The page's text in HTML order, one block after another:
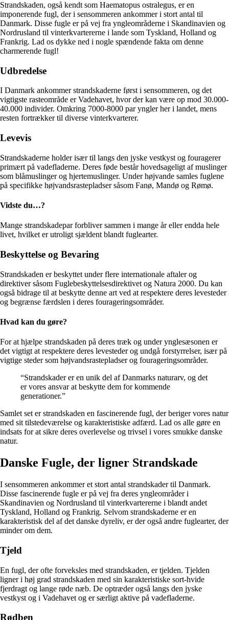
Strandskaden, også kendt som Haematopus ostralegus, er en
imponerende fugl, der i sensommeren ankommer i stort antal til
Danmark. Disse fugle er på vej fra yngleområderne i Skandinavien og
Nordrusland til vinterkvartererne i lande som Tyskland, Holland og
Frankrig. Lad os dykke ned i nogle spændende fakta om denne
charmerende fugl!
Udbredelse
I Danmark ankommer strandskaderne først i sensommeren, og det
vigtigste rasteområde er Vadehavet, hvor der kan være op mod 30.000-
40.000 individer. Omkring 7000-8000 par yngler her i landet, mens
resten fortrækker til diverse vinterkvarterer.
Levevis
Strandskaderne holder især til langs den jyske vestkyst og fouragerer
primært på vadefladerne. Deres føde består hovedsageligt af muslinger
som blåmuslinger og hjertemuslinger. Under højvande samles fuglene
på specifikke højvandsrastepladser såsom Fanø, Mandø og Rømø.
Vidste du…?
Mange strandskadepar forbliver sammen i mange år eller endda hele
livet, hvilket er utroligt sjældent blandt fuglearter.
Beskyttelse og Bevaring
Strandskaden er beskyttet under flere internationale aftaler og
direktiver såsom Fuglebeskyttelsesdirektivet og Natura 2000. Du kan
også bidrage til at beskytte denne art ved at respektere deres levesteder
og begrænse færdslen i deres fourageringsområder.
Hvad kan du gøre?
For at hjælpe strandskaden på deres træk og under ynglesæsonen er
det vigtigt at respektere deres levesteder og undgå forstyrrelser, især på
vigtige steder som højvandsrastepladser og fourageringsområder.
“Strandskader er en unik del af Danmarks naturarv, og det
er vores ansvar at beskytte dem for kommende
generationer.”
Samlet set er strandskaden en fascinerende fugl, der beriger vores natur
med sit tilstedeværelse og karakteristiske adfærd. Lad os alle gøre en
indsats for at sikre deres overlevelse og trivsel i vores smukke danske
natur.
Danske Fugle, der ligner Strandskade
I sensommeren ankommer et stort antal strandskader til Danmark.
Disse fascinerende fugle er på vej fra deres yngleområder i
Skandinavien og Nordrusland til vinterkvartererne i blandt andet
Tyskland, Holland og Frankrig. Selvom strandskaderne er en
karakteristisk del af det danske dyreliv, er der også andre fuglearter, der
minder om dem.
Tjeld
En fugl, der ofte forveksles med strandskaden, er tjelden. Tjelden
ligner i høj grad strandskaden med sin karakteristiske sort-hvide
fjerdragt og lange røde næb. De optræder også langs den jyske
vestkyst og i Vadehavet og er særligt aktive på vadefladerne.
Rødben